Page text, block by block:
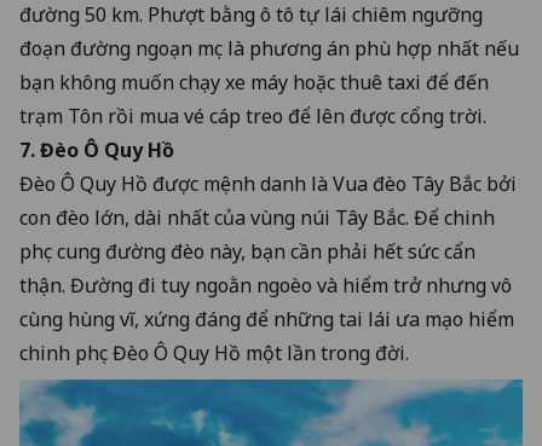
đường 50 km. Phượt bằng ô tô tự lái chiêm ngưỡng
đoạn đường ngoạn mục là phương án phù hợp nhất nếu
bạn không muốn chạy xe máy hoặc thuê taxi để đến
trạm Tôn rồi mua vé cáp treo để lên được cổng trời.
7. Đèo Ô Quy Hồ
Đèo Ô Quy Hồ được mệnh danh là Vua đèo Tây Bắc bởi
con đèo lớn, dài nhất của vùng núi Tây Bắc. Để chinh
phục cung đường đèo này, bạn cần phải hết sức cẩn
thận. Đường đi tuy ngoằn ngoèo và hiểm trở nhưng vô
cùng hùng vĩ, xứng đáng để những tai lái ưa mạo hiểm
chinh phục Đèo Ô Quy Hồ một lần trong đời.